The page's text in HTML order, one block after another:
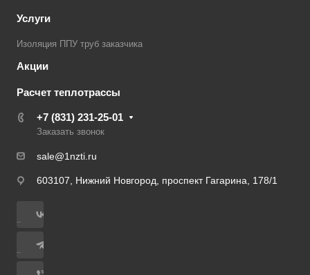
Услуги
Изоляция ППУ труб заказчика
Акции
Расчет теплотрассы
+7 (831) 231-25-01
Заказать звонок
sale@1nzti.ru
603107, Нижний Новгород, проспект Гагарина, 178/1